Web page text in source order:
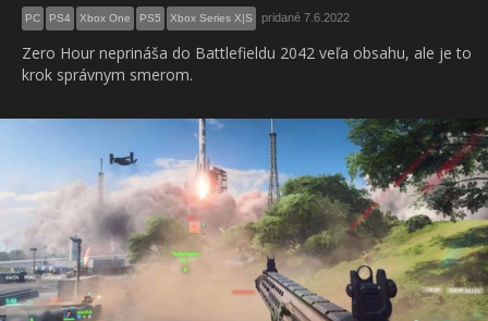
PC PS4 Xbox One PS5 Xbox Series X|S pridané 7.6.2022
Zero Hour neprináša do Battlefieldu 2042 veľa obsahu, ale je to
krok správnym smerom.